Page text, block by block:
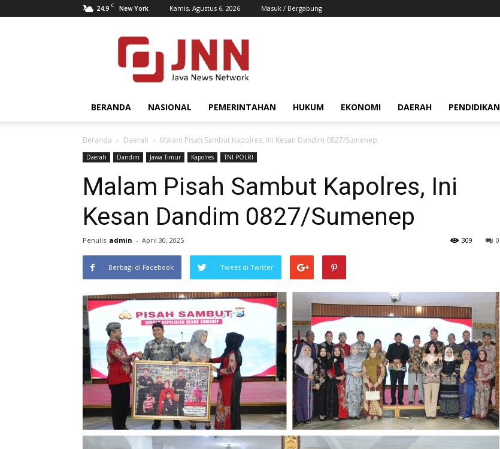
24.9 C New York Kamis, Agustus 6, 2026 Masuk / Bergabung
JNN.co.id
BERANDA NASIONAL PEMERINTAHAN HUKUM EKONOMI DAERAH PENDIDIKAN
Beranda Daerah Malam Pisah Sambut Kapolres, Ini Kesan Dandim 0827/Sumenep
Daerah Dandim Jawa Timur Kapolres TNI POLRI
Malam Pisah Sambut Kapolres, Ini
Kesan Dandim 0827/Sumenep
Penulis admin - April 30, 2025 0
309
Berbagi di Facebook Tweet di Twitter